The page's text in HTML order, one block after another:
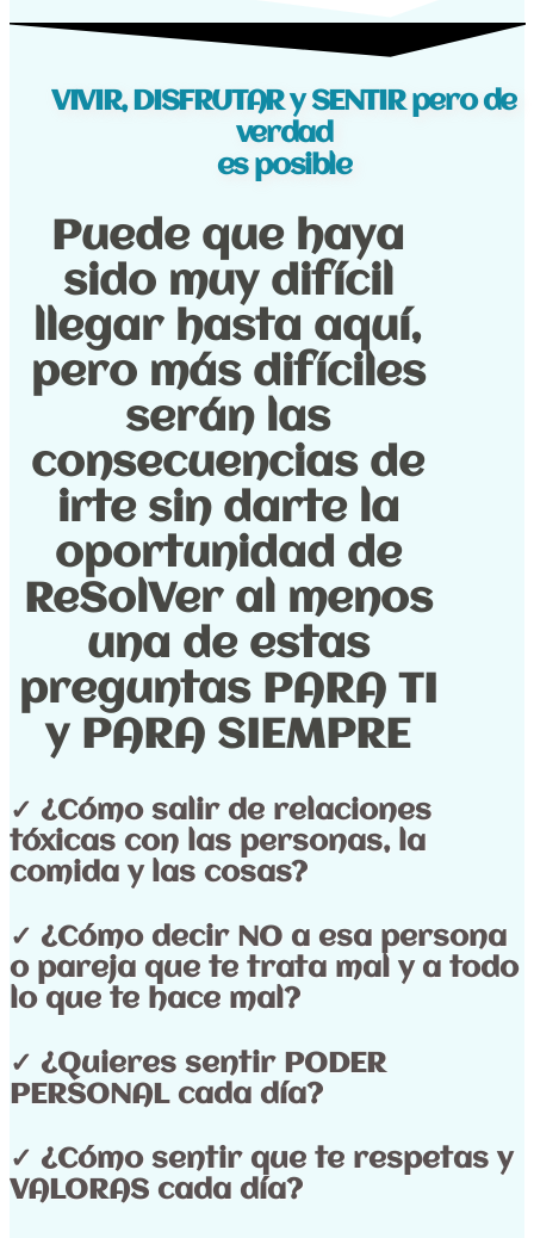
VIVIR, DISFRUTAR y SENTIR pero de
verdad
es posible
Puede que haya
sido muy difícil
llegar hasta aquí,
pero más difíciles
serán las
consecuencias de
irte sin darte la
oportunidad de
ReSolVer al menos
una de estas
preguntas PARA TI
y PARA SIEMPRE
✓ ¿Cómo salir de relaciones
tóxicas con las personas, la
comida y las cosas?
✓ ¿Cómo decir NO a esa persona
o pareja que te trata mal y a todo
lo que te hace mal?
✓ ¿Quieres sentir PODER
PERSONAL cada día?
✓ ¿Cómo sentir que te respetas y
VALORAS cada día?